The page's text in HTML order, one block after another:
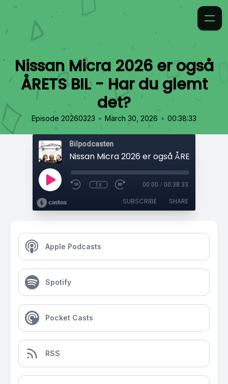
Nissan Micra 2026 er også
ÅRETS BIL - Har du glemt
det?
Episode 20260323 • March 30, 2026 • 00:38:33
Bilpodcasten
1x 00:00 / 00:38:33
SUBSCRIBE SHARE
Apple Podcasts
Spotify
Pocket Casts
RSS